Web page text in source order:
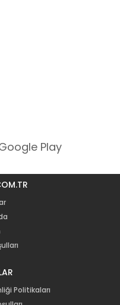
Play
Politikaları